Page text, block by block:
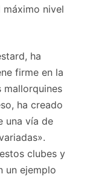
máximo nivel
ha
firme en la
ha creado
una vía de
clubes y
un ejemplo